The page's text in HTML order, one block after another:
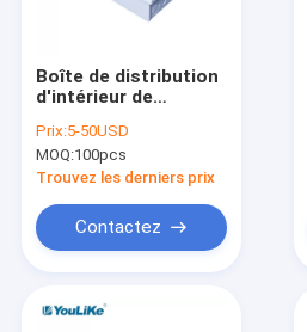
Boîte de distribution
d'intérieur de
bâti de mur de 2
phases
Prix:5-50USD
MOQ:100pcs
Trouvez les derniers prix
Contactez